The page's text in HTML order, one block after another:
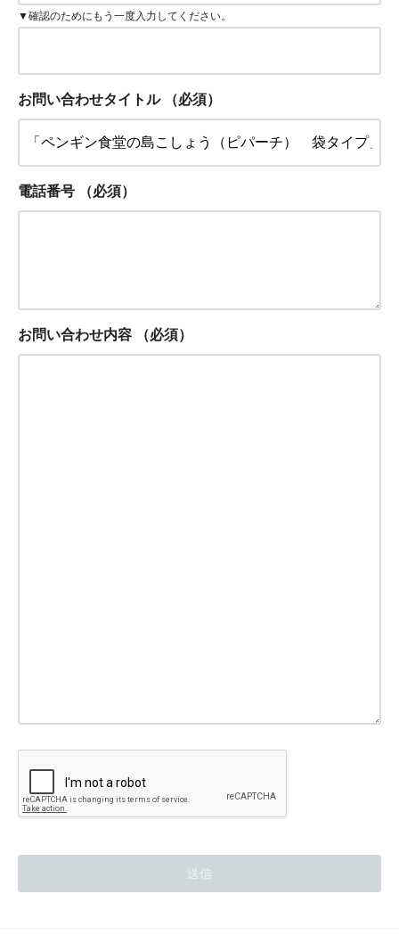
▼確認のためにもう一度入力してください。
お問い合わせタイトル （必須）
電話番号 （必須）
お問い合わせ内容 （必須）